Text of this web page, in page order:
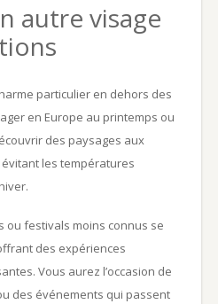
autre visage
particulier en dehors des
en Europe au printemps ou
des paysages aux
les températures
ou festivals moins connus se
des expériences
Vous aurez l’occasion de
des événements qui passent